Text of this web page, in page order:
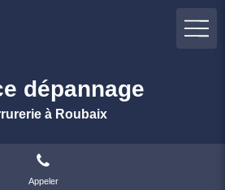
dépannage
à Roubaix
Appeler